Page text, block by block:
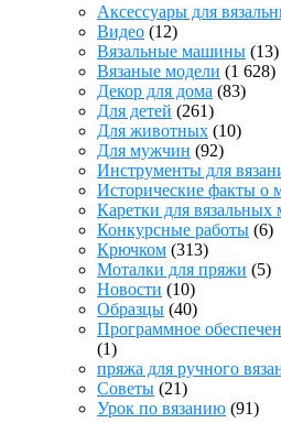
Аксессуары для
Видео (12)
Вязальные машины (13)
Вязаные модели (1 628)
Декор для дома (83)
Для детей (261)
Для животных (10)
Для мужчин (92)
Инструменты для
Исторические факты о
Каретки для
Конкурсные работы (6)
Крючком (313)
Моталки для пряжи (5)
Новости (10)
Образцы (40)
Программное
(1)
пряжа для ручного
Советы (21)
Урок по вязанию (91)